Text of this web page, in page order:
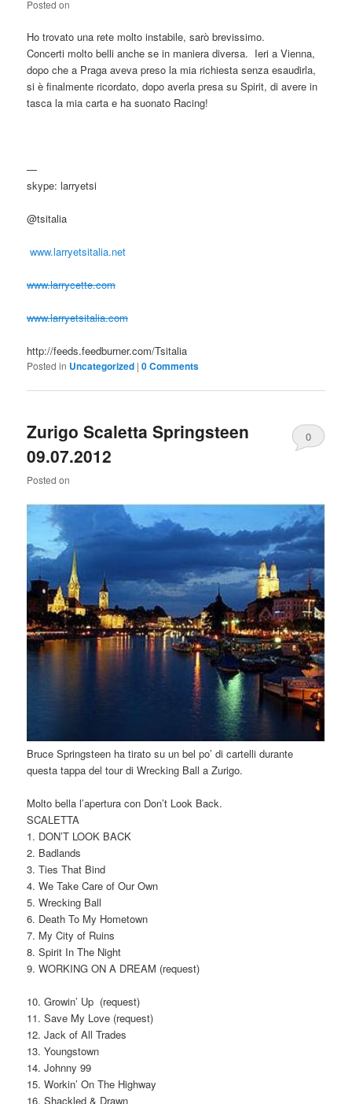
Posted on
Ho trovato una rete molto instabile, sarò brevissimo.
Concerti molto belli anche se in maniera diversa. Ieri a Vienna,
dopo che a Praga aveva preso la mia richiesta senza esaudirla,
si è finalmente ricordato, dopo averla presa su Spirit, di avere in
tasca la mia carta e ha suonato Racing!
—
skype: larryetsi
@tsitalia
www.larryetsitalia.net
www.larrycette.com
www.larryetsitalia.com
http://feeds.feedburner.com/Tsitalia
Posted in Uncategorized |0 Comments
Zurigo Scaletta Springsteen
09.07.2012
Posted on
0
Bruce Springsteen ha tirato su un bel po’ di cartelli durante
questa tappa del tour di Wrecking Ball a Zurigo.
Molto bella l’apertura con Don’t Look Back.
SCALETTA
1. DON’T LOOK BACK
2. Badlands
3. Ties That Bind
4. We Take Care of Our Own
5. Wrecking Ball
6. Death To My Hometown
7. My City of Ruins
8. Spirit In The Night
9. WORKING ON A DREAM (request)
10. Growin’ Up (request)
11. Save My Love (request)
12. Jack of All Trades
13. Youngstown
14. Johnny 99
15. Workin’ On The Highway
16. Shackled & Drawn